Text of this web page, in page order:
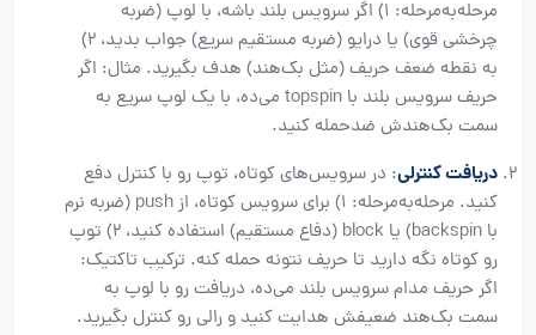
مرحله‌به‌مرحله: ۱) اگر سرویس بلند باشه، با لوپ (ضربه
چرخشی قوی) یا درایو (ضربه مستقیم سریع) جواب بدید، ۲)
به نقطه ضعف حریف (مثل بک‌هند) هدف بگیرید. مثال: اگر
حریف سرویس بلند با topspin می‌ده، با یک لوپ سریع به
سمت بک‌هندش ضدحمله کنید.
دریافت کنترلی: در سرویس‌های کوتاه، توپ رو با کنترل دفع
کنید. مرحله‌به‌مرحله: ۱) برای سرویس کوتاه، از push (ضربه نرم
با backspin) یا block (دفاع مستقیم) استفاده کنید، ۲) توپ
رو کوتاه نگه دارید تا حریف نتونه حمله کنه. ترکیب تاکتیک:
اگر حریف مدام سرویس بلند می‌ده، دریافت رو با لوپ به
سمت بک‌هند ضعیفش هدایت کنید و رالی رو کنترل بگیرید.